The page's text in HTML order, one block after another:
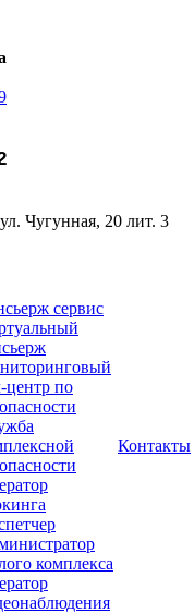
Чугунная, 20 лит. 3
сервис
центр по
комплекса
Контакты